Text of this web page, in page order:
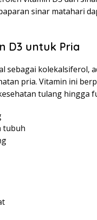
sinar matahari
D3 untuk Pria
sebagai kolekalsiferol,
pria. Vitamin ini
tulang hingga
tubuh